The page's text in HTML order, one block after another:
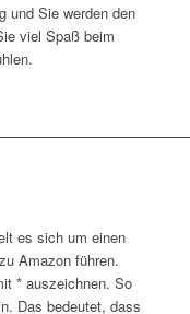
und Sie werden den
viel Spaß beim
es sich um einen
Amazon führen.
* auszeichnen. So
Das bedeutet, dass